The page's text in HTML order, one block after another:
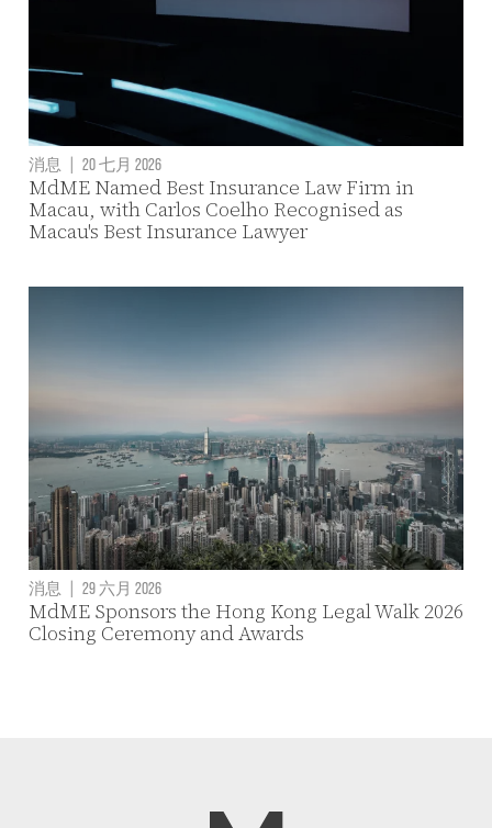
消息 20 七月 2026
MdME Named Best Insurance Law Firm in
Macau, with Carlos Coelho Recognised as
Macau's Best Insurance Lawyer
消息 | 29 六月 2026
MdME Sponsors the Hong Kong Legal Walk 2026
Closing Ceremony and Awards